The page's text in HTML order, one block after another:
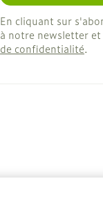
En cliquant sur
à notre newsletter
de confidentialité.